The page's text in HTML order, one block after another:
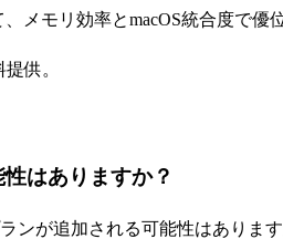
メモリ効率とmacOS統合度で優位
供。
はありますか？
が追加される可能性はありま